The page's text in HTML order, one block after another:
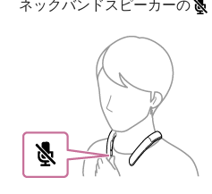
ネックバンドスピーカーの